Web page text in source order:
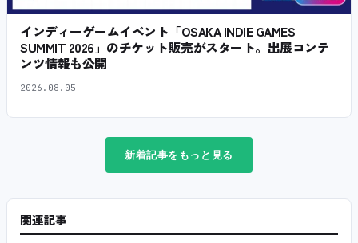
インディーゲームイベント「OSAKA INDIE GAMES
SUMMIT 2026」のチケット販売がスタート。出展コンテ
ンツ情報も公開
2026.08.05
新着記事をもっと見る
関連記事